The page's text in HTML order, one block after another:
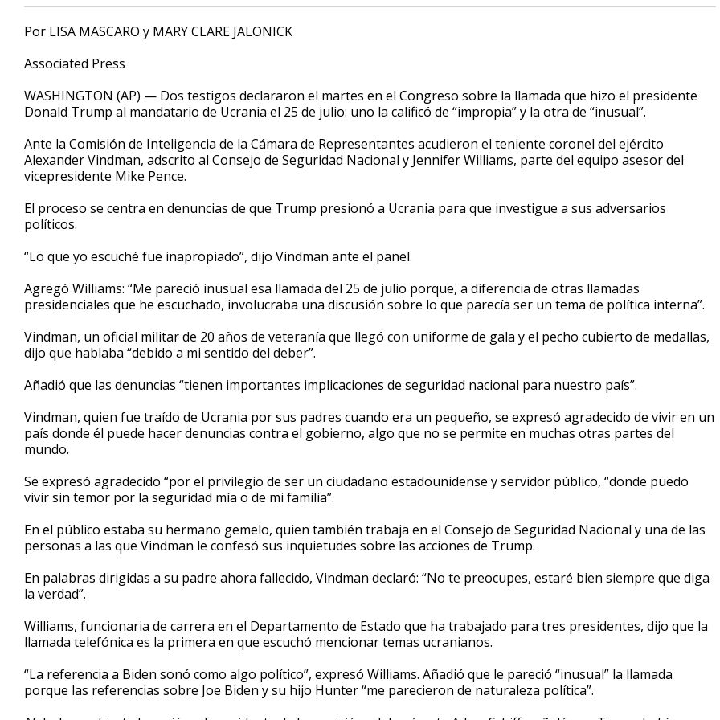
Por LISA MASCARO y MARY CLARE JALONICK
Associated Press
WASHINGTON (AP) — Dos testigos declararon el martes en el Congreso sobre la llamada que hizo el presidente
Donald Trump al mandatario de Ucrania el 25 de julio: uno la calificó de “impropia” y la otra de “inusual”.
Ante la Comisión de Inteligencia de la Cámara de Representantes acudieron el teniente coronel del ejército
Alexander Vindman, adscrito al Consejo de Seguridad Nacional y Jennifer Williams, parte del equipo asesor del
vicepresidente Mike Pence.
El proceso se centra en denuncias de que Trump presionó a Ucrania para que investigue a sus adversarios
políticos.
“Lo que yo escuché fue inapropiado”, dijo Vindman ante el panel.
Agregó Williams: “Me pareció inusual esa llamada del 25 de julio porque, a diferencia de otras llamadas
presidenciales que he escuchado, involucraba una discusión sobre lo que parecía ser un tema de política interna”.
Vindman, un oficial militar de 20 años de veteranía que llegó con uniforme de gala y el pecho cubierto de medallas,
dijo que hablaba “debido a mi sentido del deber”.
Añadió que las denuncias “tienen importantes implicaciones de seguridad nacional para nuestro país”.
Vindman, quien fue traído de Ucrania por sus padres cuando era un pequeño, se expresó agradecido de vivir en un
país donde él puede hacer denuncias contra el gobierno, algo que no se permite en muchas otras partes del
mundo.
Se expresó agradecido “por el privilegio de ser un ciudadano estadounidense y servidor público, “donde puedo
vivir sin temor por la seguridad mía o de mi familia”.
En el público estaba su hermano gemelo, quien también trabaja en el Consejo de Seguridad Nacional y una de las
personas a las que Vindman le confesó sus inquietudes sobre las acciones de Trump.
En palabras dirigidas a su padre ahora fallecido, Vindman declaró: “No te preocupes, estaré bien siempre que diga
la verdad”.
Williams, funcionaria de carrera en el Departamento de Estado que ha trabajado para tres presidentes, dijo que la
llamada telefónica es la primera en que escuchó mencionar temas ucranianos.
“La referencia a Biden sonó como algo político”, expresó Williams. Añadió que le pareció “inusual” la llamada
porque las referencias sobre Joe Biden y su hijo Hunter “me parecieron de naturaleza política”.